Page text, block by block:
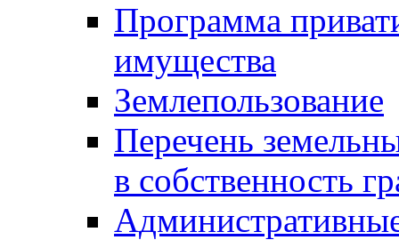
Программа
имущества
Землепользование
Перечень
в собственность